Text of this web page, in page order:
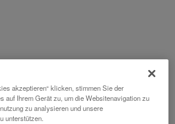
akzeptieren“ klicken, stimmen Sie der
auf Ihrem Gerät zu, um die Websitenavigation zu
zu analysieren und unsere
unterstützen.